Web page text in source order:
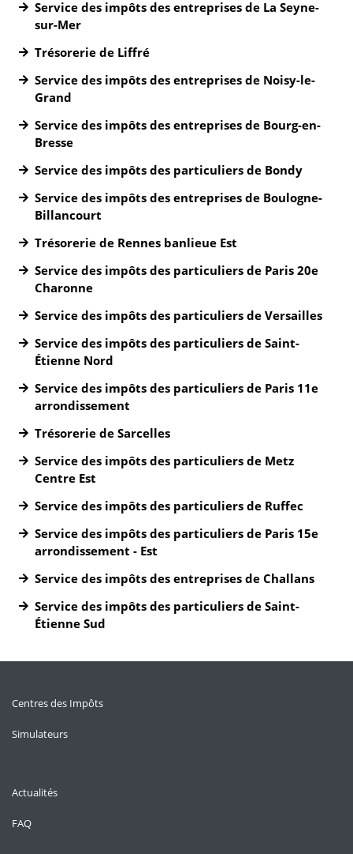
Service des impôts des entreprises de La Seyne-
sur-Mer
Trésorerie de Liffré
Service des impôts des entreprises de Noisy-le-
Grand
Service des impôts des entreprises de Bourg-en-
Bresse
Service des impôts des particuliers de Bondy
Service des impôts des entreprises de Boulogne-
Billancourt
Trésorerie de Rennes banlieue Est
Service des impôts des particuliers de Paris 20e
Charonne
Service des impôts des particuliers de Versailles
Service des impôts des particuliers de Saint-
Étienne Nord
Service des impôts des particuliers de Paris 11e
arrondissement
Trésorerie de Sarcelles
Service des impôts des particuliers de Metz
Centre Est
Service des impôts des particuliers de Ruffec
Service des impôts des particuliers de Paris 15e
arrondissement - Est
Service des impôts des entreprises de Challans
Service des impôts des particuliers de Saint-
Étienne Sud
Centres des Impôts
Simulateurs
Actualités
FAQ